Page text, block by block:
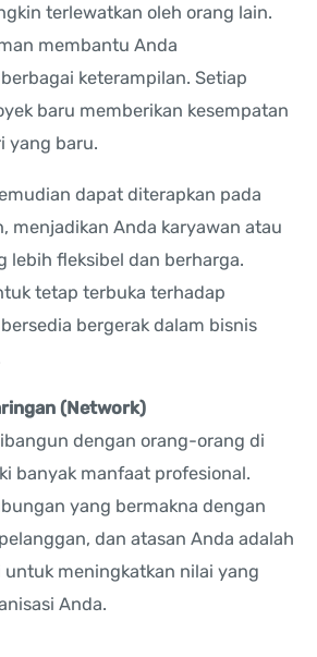
terlewatkan oleh orang lain.
membantu Anda
keterampilan. Setiap
baru memberikan kesempatan
yang baru.
dapat diterapkan pada
menjadikan Anda karyawan atau
lebih fleksibel dan berharga.
tetap terbuka terhadap
bergerak dalam bisnis
(Network)
dengan orang-orang di
banyak manfaat profesional.
yang bermakna dengan
dan atasan Anda adalah
meningkatkan nilai yang
Anda.